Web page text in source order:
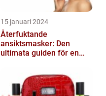
15 januari 2024
Återfuktande
ansiktsmasker: Den
ultimata guiden för en